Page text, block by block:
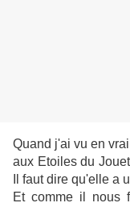
Quand j'ai vu en
aux Etoiles du
Il faut dire qu'elle a
Et comme il nous